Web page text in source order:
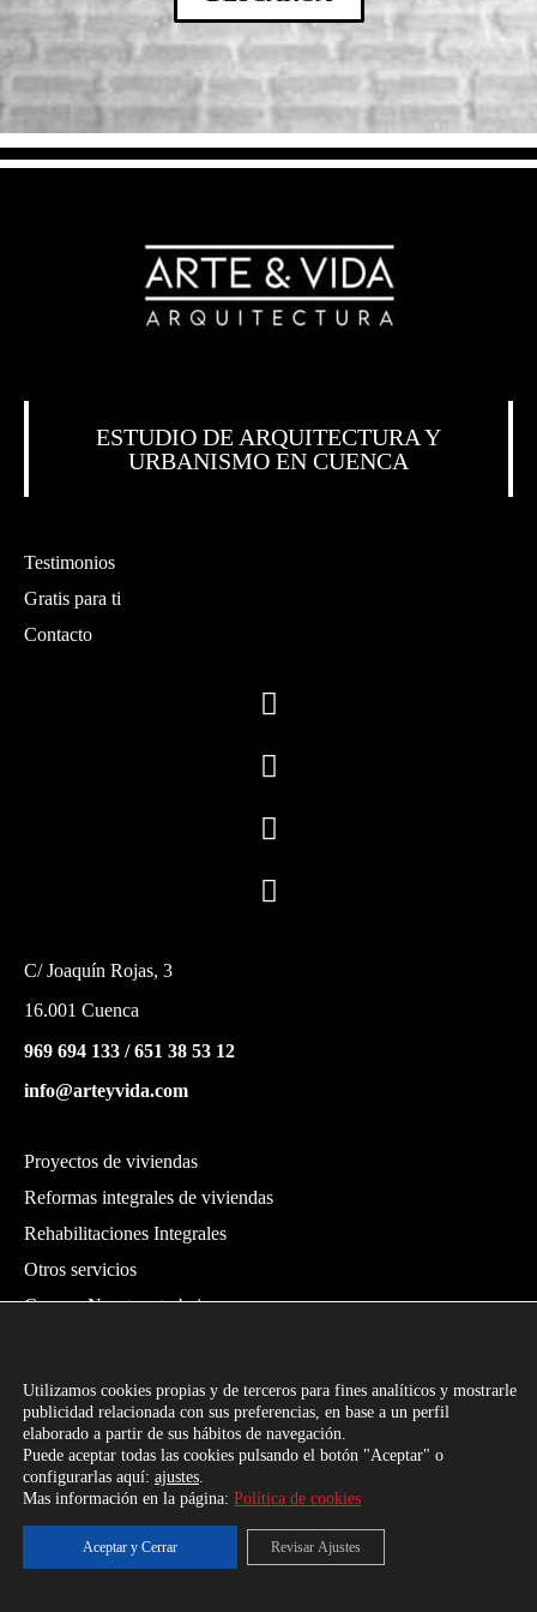
ESTUDIO DE ARQUITECTURA Y
URBANISMO EN CUENCA
Testimonios
Gratis para ti
Contacto
C/ Joaquín Rojas, 3
16.001 Cuenca
969 694 133 /651 38 53 12
info@arteyvida.com
Proyectos de viviendas
Reformas integrales de viviendas
Rehabilitaciones Integrales
Otros servicios
Conoce Nuestros trabajos
Copyright 2020 Arte y Vida Arquitectura. Todos los derechos reservados.
Diseño web:Arquiknowmadas, marketing y diseño web para
Arquitectos
133 / 651 385 312
Utilizamos cookies propias y de terceros para fines analíticos y mostrarle
publicidad relacionada con sus preferencias, en base a un perfil
elaborado a partir de sus hábitos de navegación.
Puede aceptar todas las cookies pulsando el botón "Aceptar" o
configurarlas aquí: ajustes.
Mas información en la página: Política de cookies
Aceptar y Cerrar Revisar Ajustes